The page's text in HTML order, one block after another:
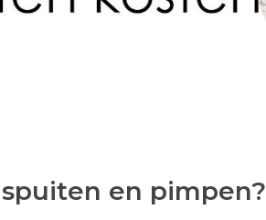
en pimpen?